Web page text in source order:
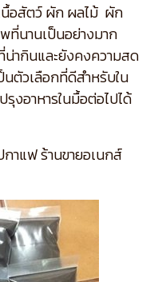
นื้อสัตว์ ผัก ผลไม้ ผัก
ที่นานเป็นอย่างมาก
น่ากินและยังคงความสด
นตัวเลือกที่ดีสำหรับใน
รุงอาหารในมื้อต่อไปได้
กาแฟ ร้านขายอเนกส์